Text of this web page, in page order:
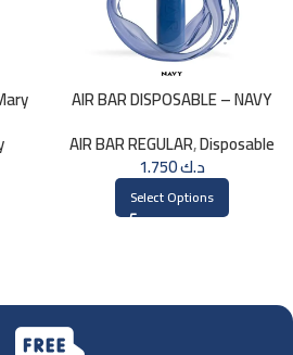
AIR BAR DISPOSABLE – NAVY
AIR BAR REGULAR,Disposable
د.ك1.750
Select Options